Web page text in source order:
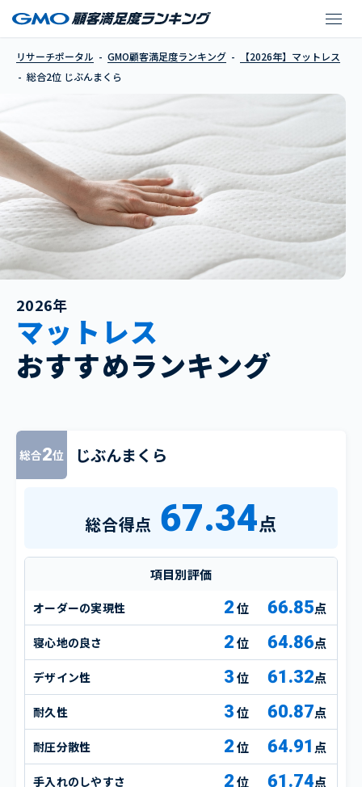
リサーチポータル GMO顧客満足度ランキング
【2026年】マットレス
総合2位 じぶんまくら
2026年
マットレス
おすすめランキング
総合2位 じぶんまくら
総合得点 67.34点
項目別評価
オーダーの実現性 2 66.85点
寝心地の良さ 2 64.86点
デザイン性 3 61.32点
耐久性 3 60.87点
耐圧分散性 2 64.91 点
手入れのしやすさ 2 61.74点